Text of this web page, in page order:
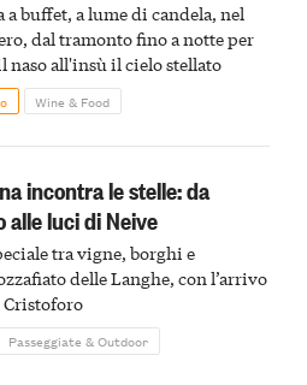
a buffet, a lume di candela, nel
dal tramonto fino a notte per
naso all'insù il cielo stellato
Wine & Food
incontra le stelle: da
alle luci di Neive
tra vigne, borghi e
delle Langhe, con l’arrivo
Cristoforo
Passeggiate & Outdoor